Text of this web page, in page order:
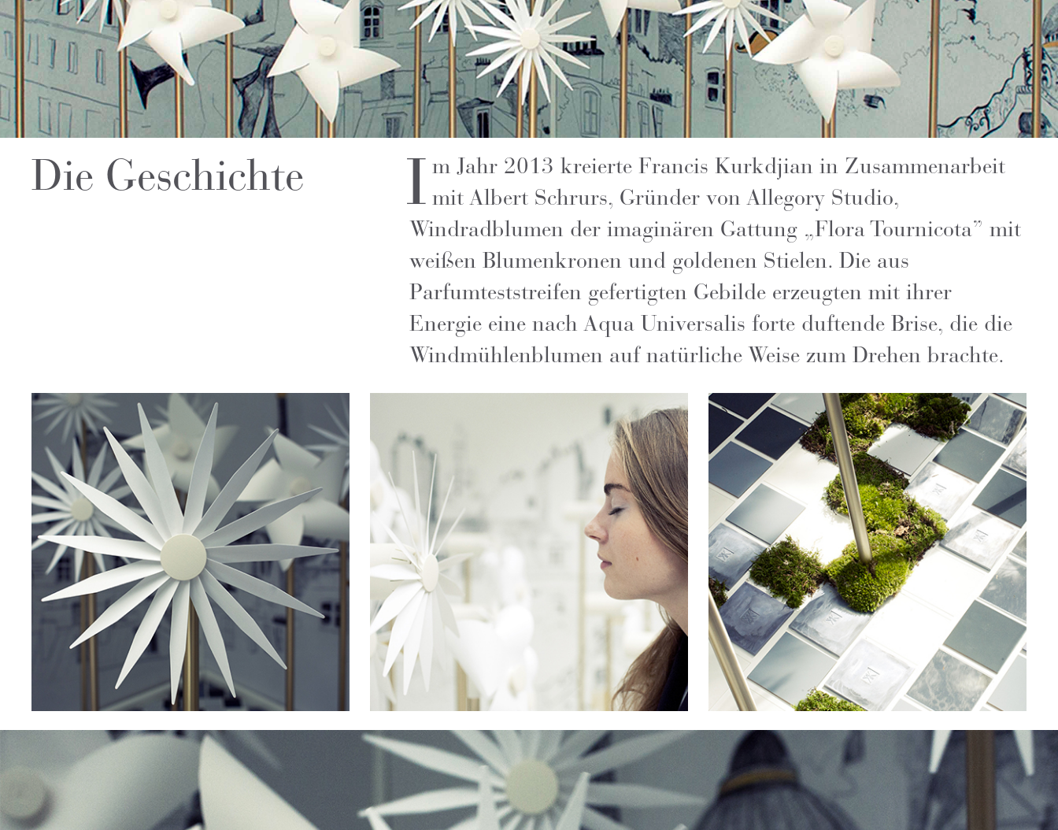
Die Geschichte I m Jahr 2013 kreierte Francis Kurkdjian in Zusammenarbeit
mit Albert Schrurs, Gründer von Allegory Studio,
Windradblumen der imaginären Gattung „Flora Tournicota” mit
weißen Blumenkronen und goldenen Stielen. Die aus
Parfumteststreifen gefertigten Gebilde erzeugten mit ihrer
Energie eine nach Aqua Universalis forte duftende Brise, die die
Windmühlenblumen auf natürliche Weise zum Drehen brachte.